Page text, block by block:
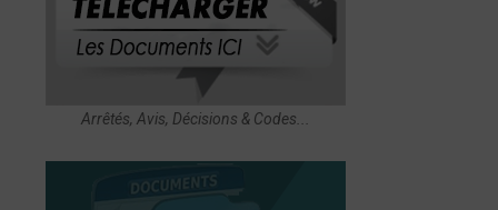
Arrêtés, Avis, Décisions & Codes...